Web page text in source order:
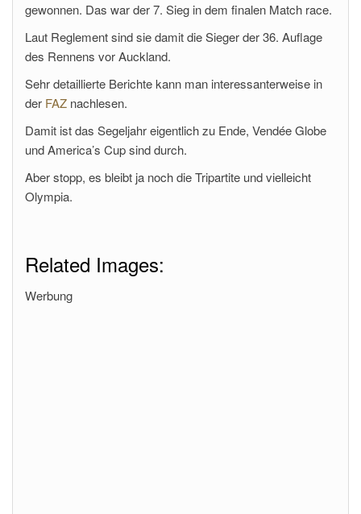
gewonnen. Das war der 7. Sieg in dem finalen Match race.
Laut Reglement sind sie damit die Sieger der 36. Auflage
des Rennens vor Auckland.
Sehr detaillierte Berichte kann man interessanterweise in
der FAZ nachlesen.
Damit ist das Segeljahr eigentlich zu Ende, Vendée Globe
und America’s Cup sind durch.
Aber stopp, es bleibt ja noch die Tripartite und vielleicht
Olympia.
Related Images:
Werbung